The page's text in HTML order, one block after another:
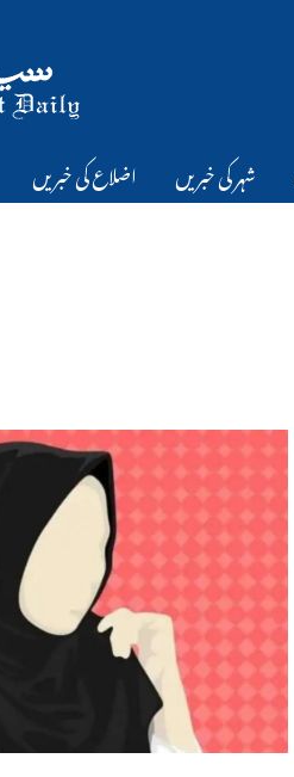
شہر کی خبریں اضلاع کی خبریں